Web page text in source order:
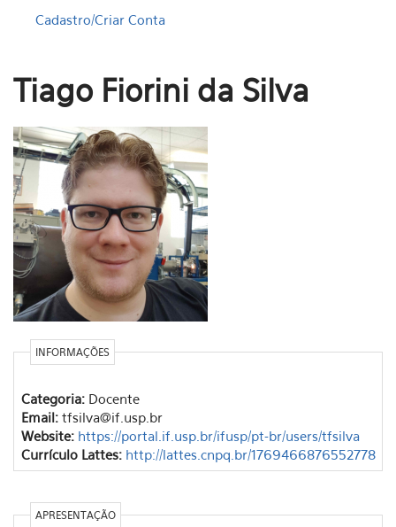
Cadastro/Criar Conta
Tiago Fiorini da Silva
INFORMAÇÕES
Categoria: Docente
Email: tfsilva@if.usp.br
Website: https://portal.if.usp.br/ifusp/pt-br/users/tfsilva
Currículo Lattes: http://lattes.cnpq.br/1769466876552778
APRESENTAÇÃO